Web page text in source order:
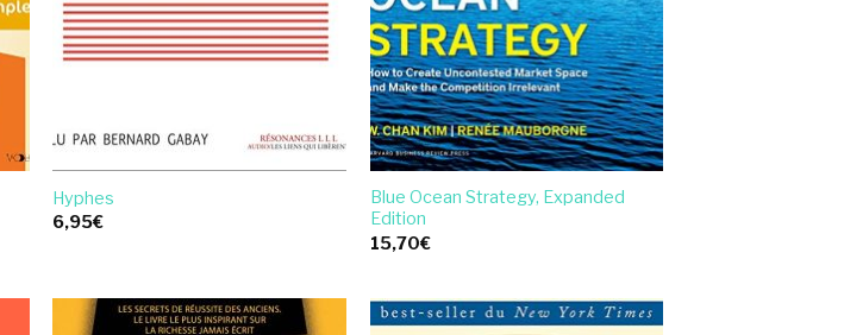
Hyphes
6,95€
Blue Ocean Strategy, Expanded
Edition
15,70€